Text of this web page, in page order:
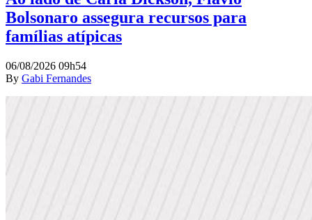
Bolsonaro assegura recursos para
famílias atípicas
06/08/2026 09h54
By Gabi Fernandes